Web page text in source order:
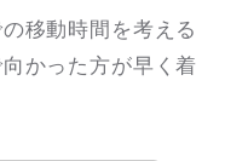
移動時間を考える
かった方が早く着